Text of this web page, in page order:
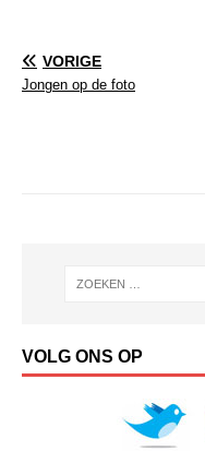
VORIGE
Jongen op de foto
VOLG ONS OP